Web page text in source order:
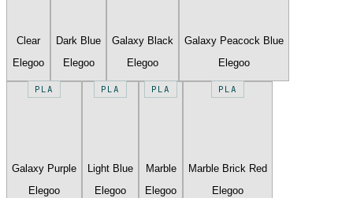
Clear
Elegoo
Dark Blue
Elegoo
Galaxy Black
Elegoo
Galaxy Peacock Blue
Elegoo
PLA
Galaxy Purple
Elegoo
PLA
Light Blue
Elegoo
PLA
Marble
Elegoo
PLA
Marble Brick Red
Elegoo